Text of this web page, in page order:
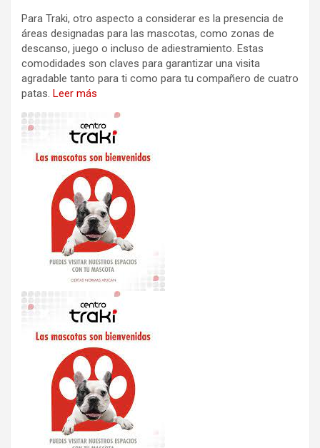
Para Traki, otro aspecto a considerar es la presencia de
áreas designadas para las mascotas, como zonas de
descanso, juego o incluso de adiestramiento. Estas
comodidades son claves para garantizar una visita
agradable tanto para ti como para tu compañero de cuatro
patas. Leer más